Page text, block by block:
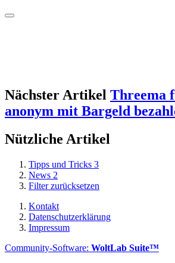
Nächster Artikel Threema
anonym mit Bargeld
Nützliche Artikel
Tipps und Tricks 3
News 2
Filter zurücksetzen
Kontakt
Datenschutzerklärung
Impressum
Community-Software: WoltLab Suite™